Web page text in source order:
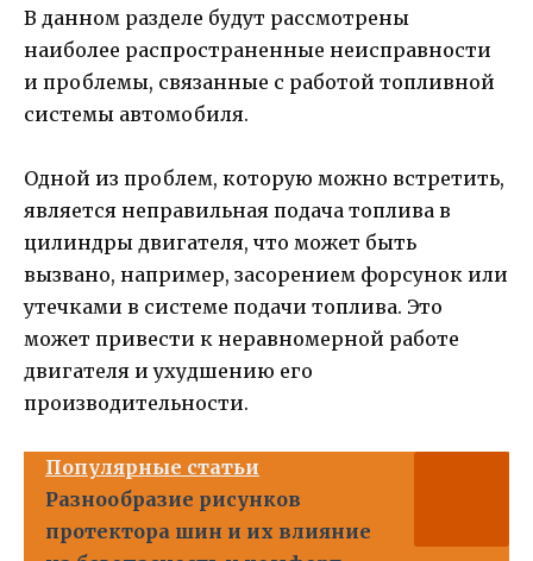
В данном разделе будут рассмотрены
наиболее распространенные неисправности
и проблемы, связанные с работой топливной
системы автомобиля.
Одной из проблем, которую можно встретить,
является неправильная подача топлива в
цилиндры двигателя, что может быть
вызвано, например, засорением форсунок или
утечками в системе подачи топлива. Это
может привести к неравномерной работе
двигателя и ухудшению его
производительности.
Популярные статьи
Разнообразие рисунков
протектора шин и их влияние